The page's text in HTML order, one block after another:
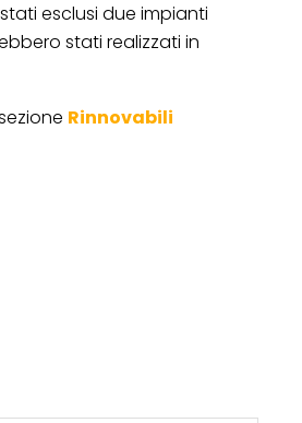
esclusi due impianti
stati realizzati in
Rinnovabili